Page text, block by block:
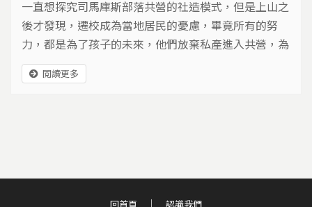
一直想探究司馬庫斯部落共營的社造模式，但是上山之
後才發現，遷校成為當地居民的憂慮，畢竟所有的努
力，都是為了孩子的未來，他們放棄私產進入共營，為
的就是群聚力量，給孩子們最大的資源。校園遷校像揮
不去的夢魘，打破司馬庫斯原有的寧靜，成為居民最深
閱讀更多
回首頁 認識我們